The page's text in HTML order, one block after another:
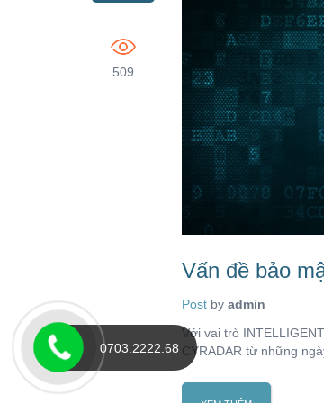
509
Vấn đề bảo
Post by admin
Với vai trò
CYRADAR từ những
0703.2222.68